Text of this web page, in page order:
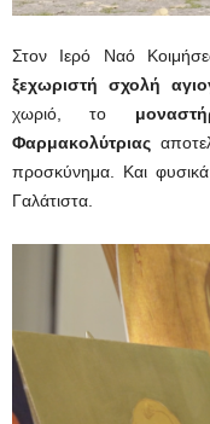
Στον Ιερό Ναό
ξεχωριστή σχολή
χωριό, το
Φαρμακολύτριας
προσκύνημα. Και
Γαλάτιστα.